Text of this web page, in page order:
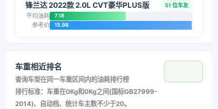
锋兰达 2022款 2.0L CVT豪华PLUS版 51 位车友
平均油耗 7.18
参考价 15.98
车重相近排名
查询车型在同一车重区间内的油耗排行榜
排行标准：车重在0Kg和0Kg之间(国标GB27999-
2014)、自动档、统计车主数不少于20。